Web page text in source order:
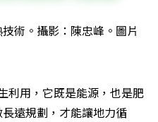
術。攝影：陳忠峰。圖片
利用，它既是能源，也是肥
遠規劃，才能讓地力循